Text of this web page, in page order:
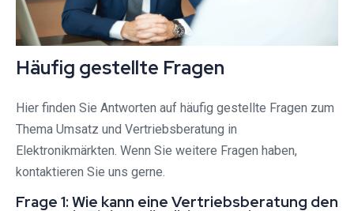
Häufig gestellte Fragen
Hier finden Sie Antworten auf häufig gestellte Fragen zum
Thema Umsatz und Vertriebsberatung in
Elektronikmärkten. Wenn Sie weitere Fragen haben,
kontaktieren Sie uns gerne.
Frage 1: Wie kann eine Vertriebsberatung den